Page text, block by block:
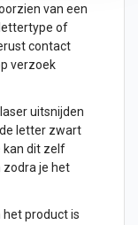
van een
of
contact
verzoek
uitsnijden
letter zwart
kan dit zelf
zodra je het
het product is